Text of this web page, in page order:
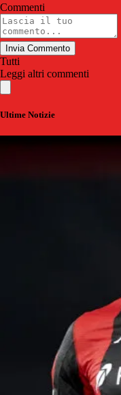
Commenti
Invia Commento
Tutti
Leggi altri commenti
Ultime Notizie